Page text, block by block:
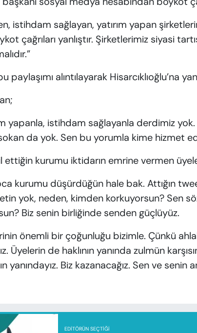
istihdam sağlayan, yatırım yapan
çağrıları yanlıştır. Şirketlerimiz siyasi
paylaşımı alıntılayarak Hisarcıklıoğlu’na
yapanla, istihdam sağlayanla derdimiz
da yok. Sen bu yorumla kime hizmet
ettiğin kurumu iktidarın emrine vermen
kurumu düşürdüğün hale bak. Attığın
yok, neden, kimden korkuyorsun? Sen
Biz senin birliğinde senden güçlüyüz.
önemli bir çoğunluğu bizimle. Çünkü
Üyelerin de haklının yanında zulmün
yanındayız. Biz kazanacağız. Sen ve senin
EDITÖRÜN SEÇTIĞI